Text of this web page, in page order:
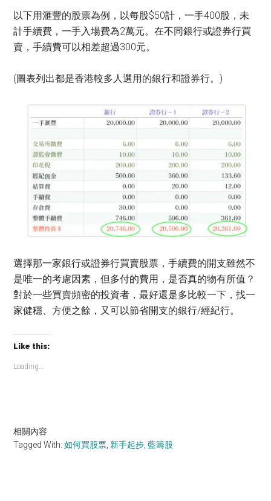
以下用滙豐的股票為例，以每股$50計，一手400股，未
計手續費，一手入場費為2萬元。在不同銀行或證券行買
賣，手續費可以相差超過300元。
(圖表列出都是香港較多人選用的銀行和證券行。)
選擇那一家銀行或證券行買賣股票，手續費的開支雖然不
是唯一的考慮因素，但多付的費用，是否真的物有所值？
對於一些買賣頻密的投資者，最好還是多比較一下，找一
家健穩、方便之餘，又可以節省開支的銀行/經紀行。
Like this:
Loading...
相關內容
Tagged With:如何買股票 新手起步 ,藍籌股